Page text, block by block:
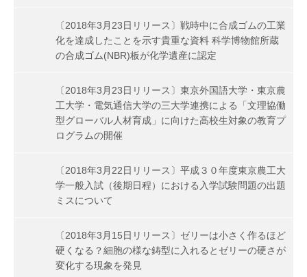
〔2018年3月23日リリース〕戦時中に合成ゴムの工業
化を達成したことを示す貴重な資料 科学博物館所蔵
の合成ゴム(NBR)板が化学遺産に認定
〔2018年3月23日リリース〕東京外国語大学・東京農
工大学・電気通信大学の三大学連携による「文理協働
型グローバル人材育成」に向けた高校生対象の教育プ
ログラムの開催
〔2018年3月22日リリース〕平成３０年度東京農工大
学一般入試（後期日程）における入学試験問題の出題
ミスについて
〔2018年3月15日リリース〕ゼリーは小さく作るほど
硬くなる？細胞の様な鋳型に入れるとゼリーの硬さが
変化する現象を発見